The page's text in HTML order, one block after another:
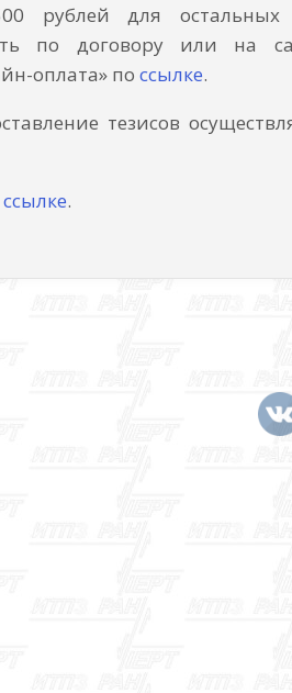
рублей для остальных
по договору или на
оплата» поссылке.
тезисов
ссылке.